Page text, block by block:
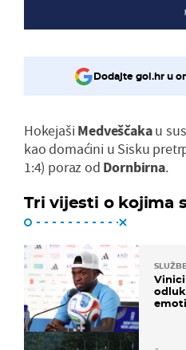
Dodajte gol.hr u
Hokejaši Medveščakau
kao domaćini u Sisku
1:4) poraz od Dornbirna.
Tri vijesti o kojima